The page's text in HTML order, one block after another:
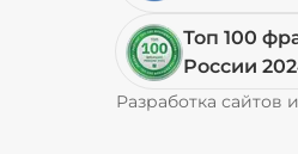
Топ 100
России
Разработка